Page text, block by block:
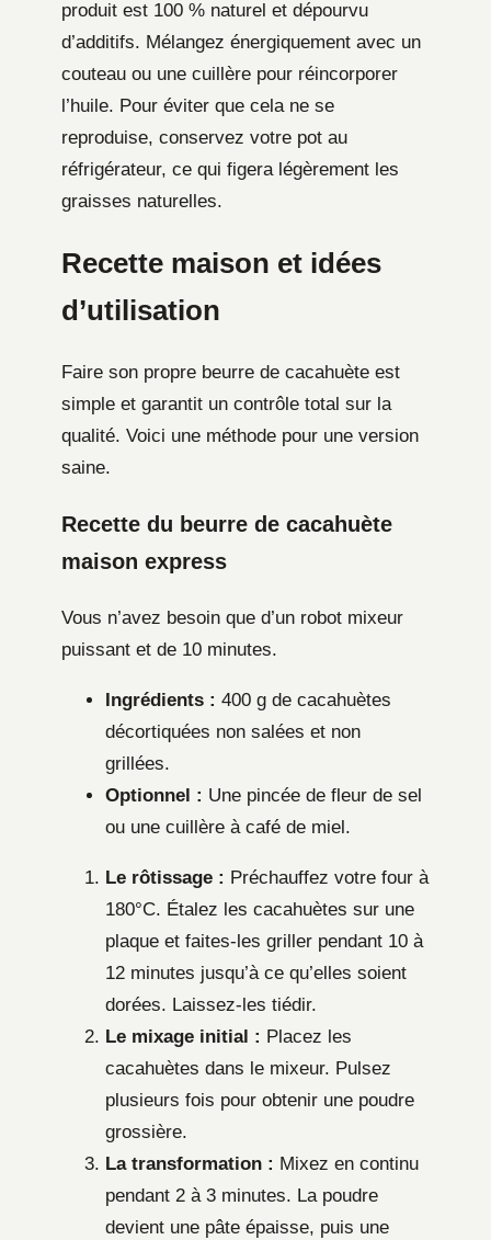
produit est 100 % naturel et dépourvu
d’additifs. Mélangez énergiquement avec un
couteau ou une cuillère pour réincorporer
l’huile. Pour éviter que cela ne se
reproduise, conservez votre pot au
réfrigérateur, ce qui figera légèrement les
graisses naturelles.
Recette maison et idées
d’utilisation
Faire son propre beurre de cacahuète est
simple et garantit un contrôle total sur la
qualité. Voici une méthode pour une version
saine.
Recette du beurre de cacahuète
maison express
Vous n’avez besoin que d’un robot mixeur
puissant et de 10 minutes.
Ingrédients : 400 g de cacahuètes
décortiquées non salées et non
grillées.
Optionnel : Une pincée de fleur de sel
ou une cuillère à café de miel.
Le rôtissage : Préchauffez votre four à
180°C. Étalez les cacahuètes sur une
plaque et faites-les griller pendant 10 à
12 minutes jusqu’à ce qu’elles soient
dorées. Laissez-les tiédir.
Le mixage initial : Placez les
cacahuètes dans le mixeur. Pulsez
plusieurs fois pour obtenir une poudre
grossière.
La transformation : Mixez en continu
pendant 2 à 3 minutes. La poudre
devient une pâte épaisse, puis une